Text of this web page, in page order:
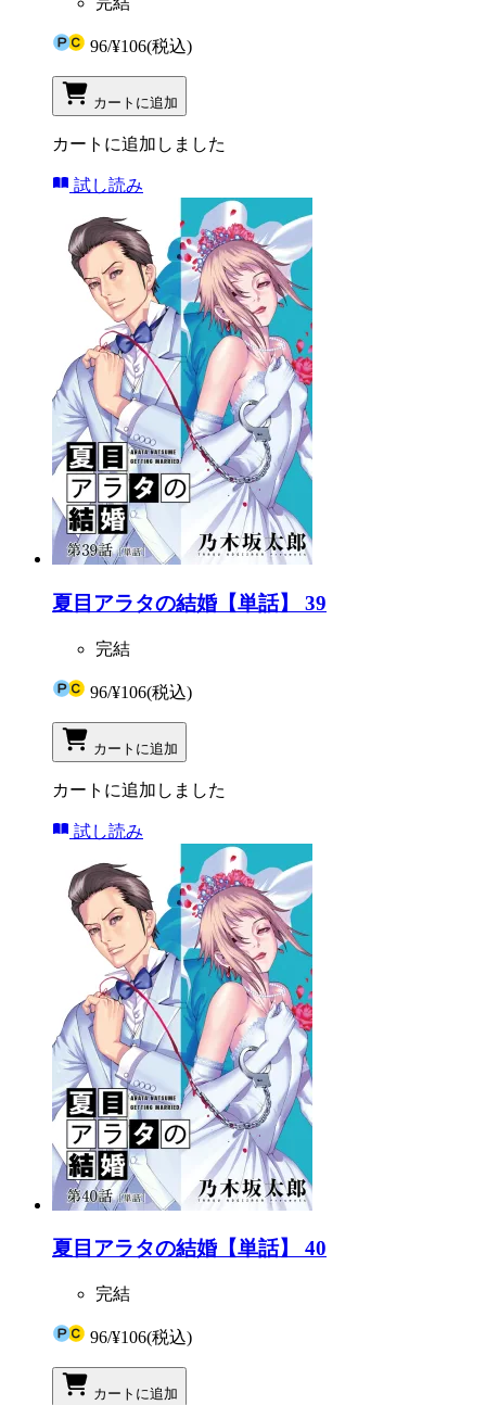
96/¥106(税込)
カートに追加
カートに追加しました
試し読み
夏目アラタの結婚【単話】 39
完結
96/¥106(税込)
カートに追加
カートに追加しました
試し読み
夏目アラタの結婚【単話】 40
完結
96/¥106(税込)
カートに追加